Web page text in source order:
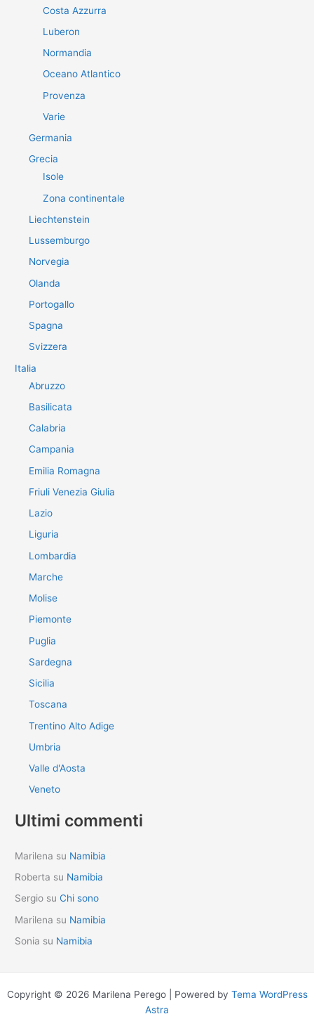
Costa Azzurra
Luberon
Normandia
Oceano Atlantico
Provenza
Varie
Germania
Grecia
Isole
Zona continentale
Liechtenstein
Lussemburgo
Norvegia
Olanda
Portogallo
Spagna
Svizzera
Italia
Abruzzo
Basilicata
Calabria
Campania
Emilia Romagna
Friuli Venezia Giulia
Lazio
Liguria
Lombardia
Marche
Molise
Piemonte
Puglia
Sardegna
Sicilia
Toscana
Trentino Alto Adige
Umbria
Valle d'Aosta
Veneto
Ultimi commenti
Marilena su Namibia
Roberta su Namibia
Sergio suChi sono
Marilena su Namibia
Sonia su Namibia
Copyright © 2026 Marilena Perego | Powered by Tema WordPress
Astra